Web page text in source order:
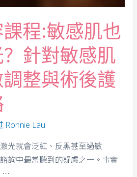
程:敏感肌也
針對敏感肌
整與術後護
Ronnie Lau
光就會泛紅、反黑甚至過敏
詢中最常聽到的疑慮之一。事實
…